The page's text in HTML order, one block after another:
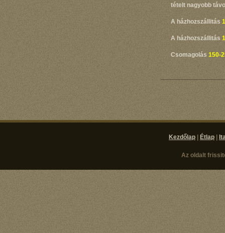
tételt nagyobb
A házhozszállitás
A házhozszállitás
Csomagolás 150-
Kezdőlap Étlap
Az oldalt